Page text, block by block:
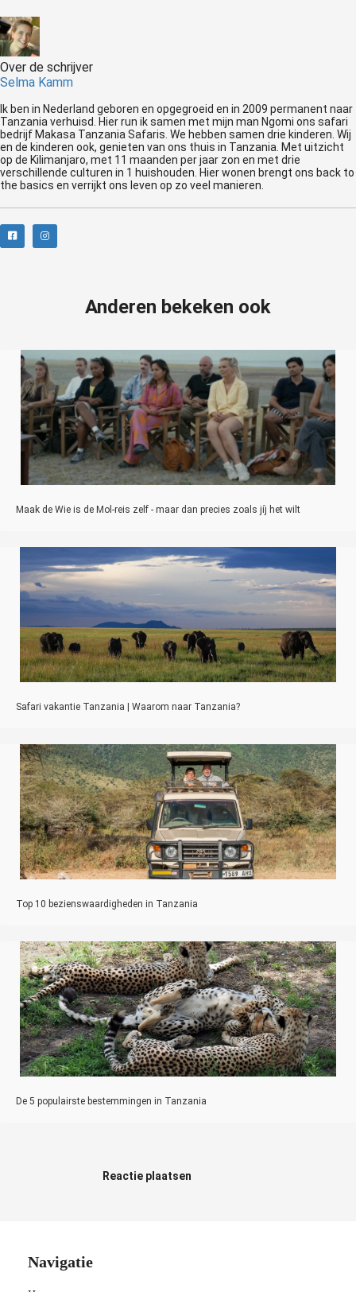
Over de schrijver
Selma Kamm
Ik ben in Nederland geboren en opgegroeid en in 2009 permanent naar
Tanzania verhuisd. Hier run ik samen met mijn man Ngomi ons safari
bedrijf Makasa Tanzania Safaris. We hebben samen drie kinderen. Wij
en de kinderen ook, genieten van ons thuis in Tanzania. Met uitzicht
op de Kilimanjaro, met 11 maanden per jaar zon en met drie
verschillende culturen in 1 huishouden. Hier wonen brengt ons back to
the basics en verrijkt ons leven op zo veel manieren.
Anderen bekeken ook
Maak de Wie is de Mol-reis zelf - maar dan precies zoals jíj het wilt
Safari vakantie Tanzania | Waarom naar Tanzania?
Top 10 bezienswaardigheden in Tanzania
De 5 populairste bestemmingen in Tanzania
Reactie plaatsen
Navigatie